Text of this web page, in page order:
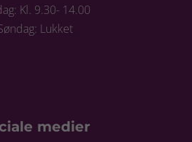
Kl. 9.30- 14.00
Lukket
medier